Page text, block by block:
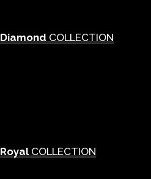
Diamond COLLECTION
RoyalCOLLECTION